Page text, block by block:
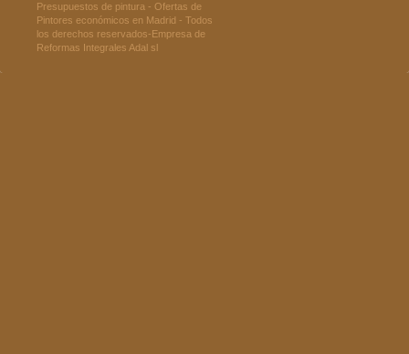
Presupuestos de pintura - Ofertas de
Pintores económicos en Madrid - Todos
los derechos reservados-Empresa de
Reformas Integrales Adal sl